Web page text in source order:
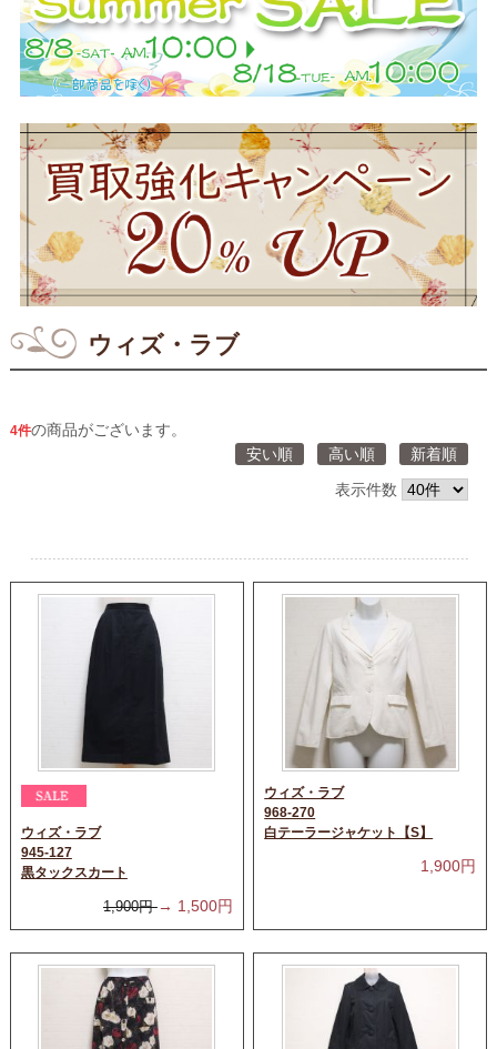
ウィズ・ラブ
4件の商品がございます。
安い順
高い順
新着順
表示件数
ウィズ・ラブ
945-127
黒タックスカート
1,900円→ 1,500円
ウィズ・ラブ
968-270
白テーラージャケット【S】
1,900円